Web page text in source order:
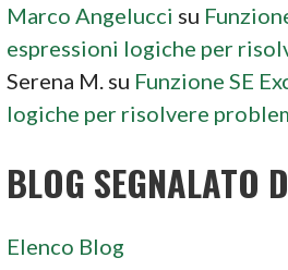
Marco Angelucci su
espressioni logiche per
Serena M. su Funzione SE
logiche per risolvere
BLOG SEGNALATO
Elenco Blog